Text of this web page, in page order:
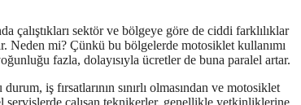
çalıştıkları sektör ve bölgeye göre de ciddi farklılıklar
Neden mi? Çünkü bu bölgelerde motosiklet kullanımı
fazla, dolayısıyla ücretler de buna paralel artar.
iş fırsatlarının sınırlı olmasından ve motosiklet